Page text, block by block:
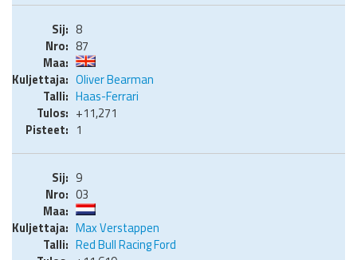
8
87
Oliver Bearman
Haas-Ferrari
+11,271
1
9
03
Max Verstappen
Red Bull Racing Ford